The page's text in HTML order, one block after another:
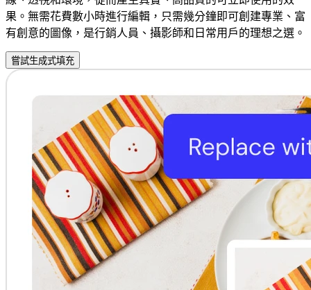
果。無需花費數小時進行編輯，只需幾分鐘即可創建專業、富
有創意的圖像，是行銷人員、攝影師和日常用戶的理想之選。
嘗試生成式填充